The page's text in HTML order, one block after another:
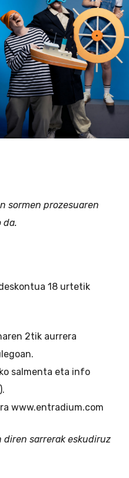
sormen prozesuaren
da.
18 urtetik
2tik aurrera
salmenta eta info
www.entradium.com
diren sarrerak eskudiruz